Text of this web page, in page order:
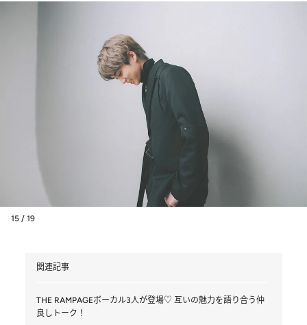
15 / 19
関連記事
THE RAMPAGEボーカル3人が登場♡ 互いの魅力を語り合う仲
良しトーク！